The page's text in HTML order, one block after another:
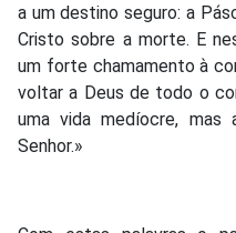
a um destino seguro: a
Cristo sobre a morte. E
um forte chamamento à
voltar a Deus de todo o
uma vida medíocre,
Senhor.»